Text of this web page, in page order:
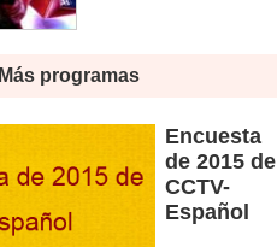
Más programas
Encuesta
de 2015 de
CCTV-
Español